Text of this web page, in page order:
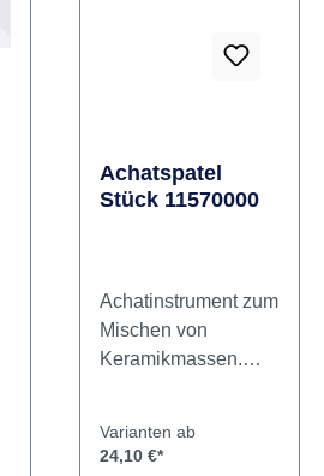
Achatspatel
Stück 11570000
Achatinstrument zum
Mischen von
Keramikmassen.
Keramik durch
Varianten ab
24,10 €*